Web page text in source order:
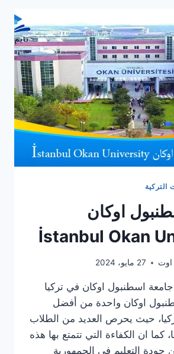
التركية
اوكان
İstanbul Okan
اوت 27 مايو، 2024
اسطنبول اوكان في تركيا
اوكان واحدة من أفضل
حيث يحرص العديد من الطلاب
كما ان الكفاءة التي تتمتع بها هذه
جودة التعليم في الجمهورية